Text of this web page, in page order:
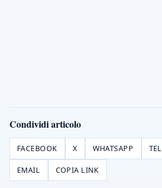
Condividi articolo
FACEBOOK X WHATSAPP
EMAIL COPIA LINK